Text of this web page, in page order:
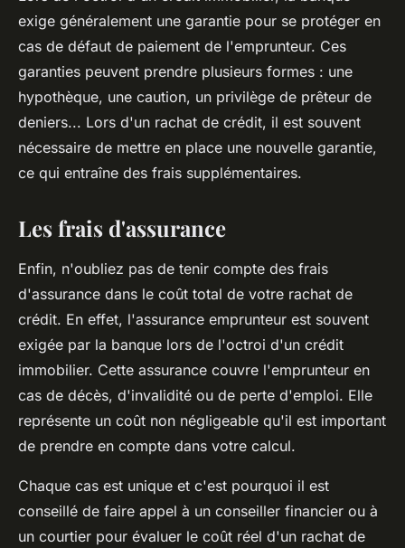
exige généralement une garantie pour se protéger en
cas de défaut de paiement de l'emprunteur. Ces
garanties peuvent prendre plusieurs formes : une
hypothèque, une caution, un privilège de prêteur de
deniers... Lors d'un rachat de crédit, il est souvent
nécessaire de mettre en place une nouvelle garantie,
ce qui entraîne des frais supplémentaires.
Les frais d'assurance
Enfin, n'oubliez pas de tenir compte des frais
d'assurance dans le coût total de votre rachat de
crédit. En effet, l'assurance emprunteur est souvent
exigée par la banque lors de l'octroi d'un crédit
immobilier. Cette assurance couvre l'emprunteur en
cas de décès, d'invalidité ou de perte d'emploi. Elle
représente un coût non négligeable qu'il est important
de prendre en compte dans votre calcul.
Chaque cas est unique et c'est pourquoi il est
conseillé de faire appel à un conseiller financier ou à
un courtier pour évaluer le coût réel d'un rachat de